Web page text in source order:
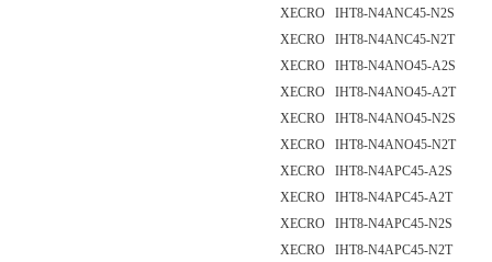
XECRO IHT8-N4ANC45-N2S
XECRO IHT8-N4ANC45-N2T
XECRO IHT8-N4ANO45-A2S
XECRO IHT8-N4ANO45-A2T
XECRO IHT8-N4ANO45-N2S
XECRO IHT8-N4ANO45-N2T
XECRO IHT8-N4APC45-A2S
XECRO IHT8-N4APC45-A2T
XECRO IHT8-N4APC45-N2S
XECRO IHT8-N4APC45-N2T